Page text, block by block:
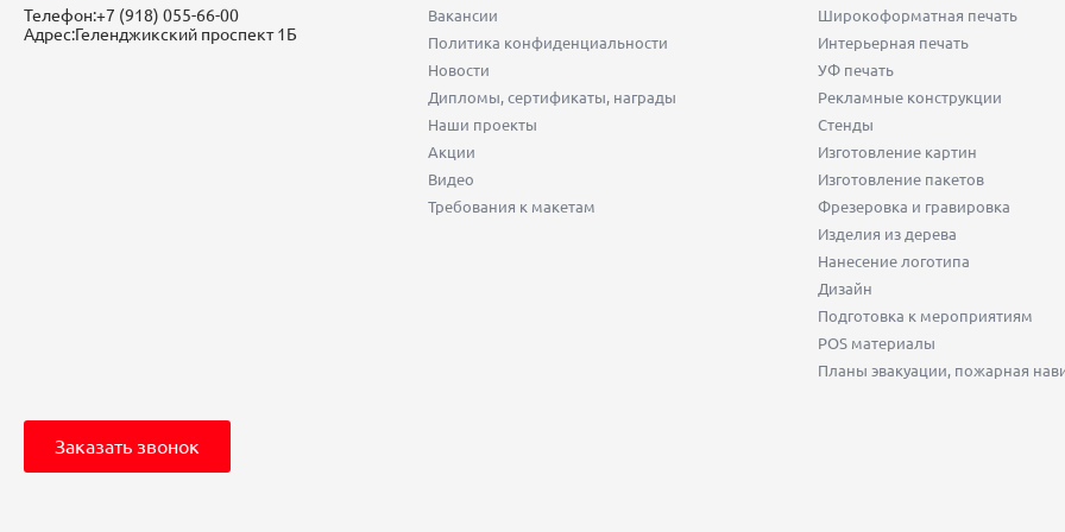
Телефон:+7 (918) 055-66-00
Адрес:Геленджикский проспект 1Б
Вакансии
Политика конфиденциальности
Новости
Дипломы, сертификаты, награды
Наши проекты
Акции
Видео
Требования к макетам
Широкоформатная печать
Интерьерная печать
УФ печать
Рекламные конструкции
Стенды
Изготовление картин
Изготовление пакетов
Фрезеровка и гравировка
Изделия из дерева
Нанесение логотипа
Дизайн
Подготовка к мероприятиям
POS материалы
Планы эвакуации, пожарная
Заказать звонок